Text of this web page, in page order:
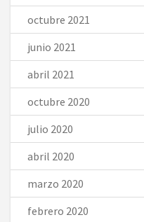
octubre 2021
junio 2021
abril 2021
octubre 2020
julio 2020
abril 2020
marzo 2020
febrero 2020